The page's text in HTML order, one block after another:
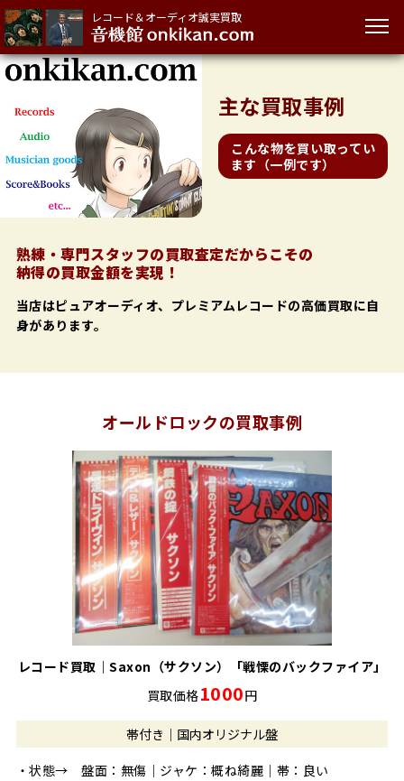
レコード＆オーディオ誠実買取
主な買取事例
こんな物を買い取ってい
ます（一例です）
熟練・専門スタッフの買取査定だからこその
納得の買取金額を実現！
当店はピュアオーディオ、プレミアムレコードの高価買取に自
身があります。
オールドロックの買取事例
レコード買取｜Saxon（サクソン）「戦慄のバックファイア」
買取価格1000円
帯付き｜国内オリジナル盤
・状態→ 盤面：無傷｜ジャケ：概ね綺麗｜帯：良い